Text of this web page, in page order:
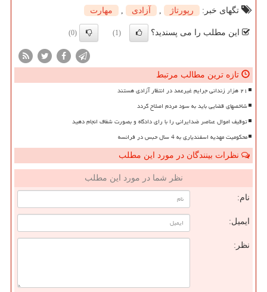
تگهای خبر:
رپورتاژ آزادی مهارت
این مطلب را می پسندید؟ (1)
(0)
تازه ترین مطالب مرتبط
۲۱ هزار زندانی جرایم غیرعمد در انتظار آزادی هستند
شاخصهای قضایی باید به سود مردم اصلاح گردد
توقیف اموال عناصر ضدایرانی را با رای دادگاه و بصورت شفاف انجام دهید
محکومیت مهدیه اسفندیاری به 4 سال حبس در فرانسه
نظرات بینندگان در مورد این مطلب
نظر شما در مورد این مطلب
نام:
ایمیل:
نظر: